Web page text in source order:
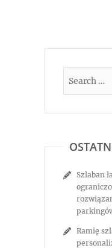
Szlaban
Ramię